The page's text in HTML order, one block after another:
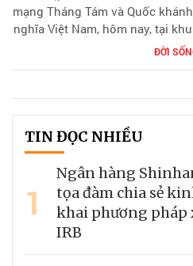
mạng Tháng Tám và Quốc
nghĩa Việt Nam, hôm nay, tại
hôn Đại Lải, sự kiện thể thao
ĐỜI
TIN ĐỌC NHIỀU
1
Ngân hàng
tọa đàm chia sẻ
khai phương pháp
IRB